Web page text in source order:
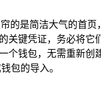
的是简洁大气的首
关键凭证，务必将它
个钱包，无需重新创
包的导入。